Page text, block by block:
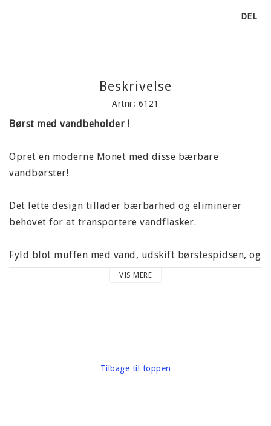
DEL
Beskrivelse
Artnr: 6121
Børst med vandbeholder !
Opret en moderne Monet med disse bærbare
vandbørster!
Det lette design tillader bærbarhed og eliminerer
behovet for at transportere vandflasker.
Fyld blot muffen med vand, udskift børstespidsen, og
juster trykket på trykbeholderen efter en tørrere eller
Emballage, vægt: 10 gram
VIS MERE
Tilbage til toppen